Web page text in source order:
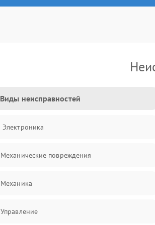
Виды неисправностей
Электроника
Механические повреждения
Механика
Управление